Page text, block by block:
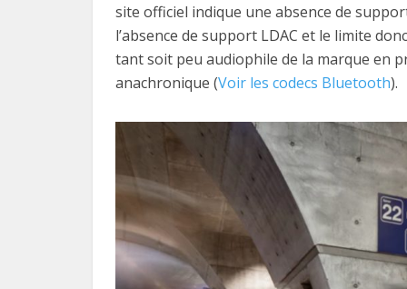
site officiel indique une absence de
l’absence de support LDAC et le limite
tant soit peu audiophile de la marque en
anachronique (Voir les codecs Bluetooth).